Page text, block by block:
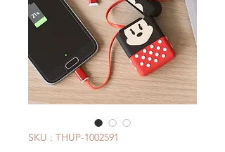
SKU : THUP-1002591